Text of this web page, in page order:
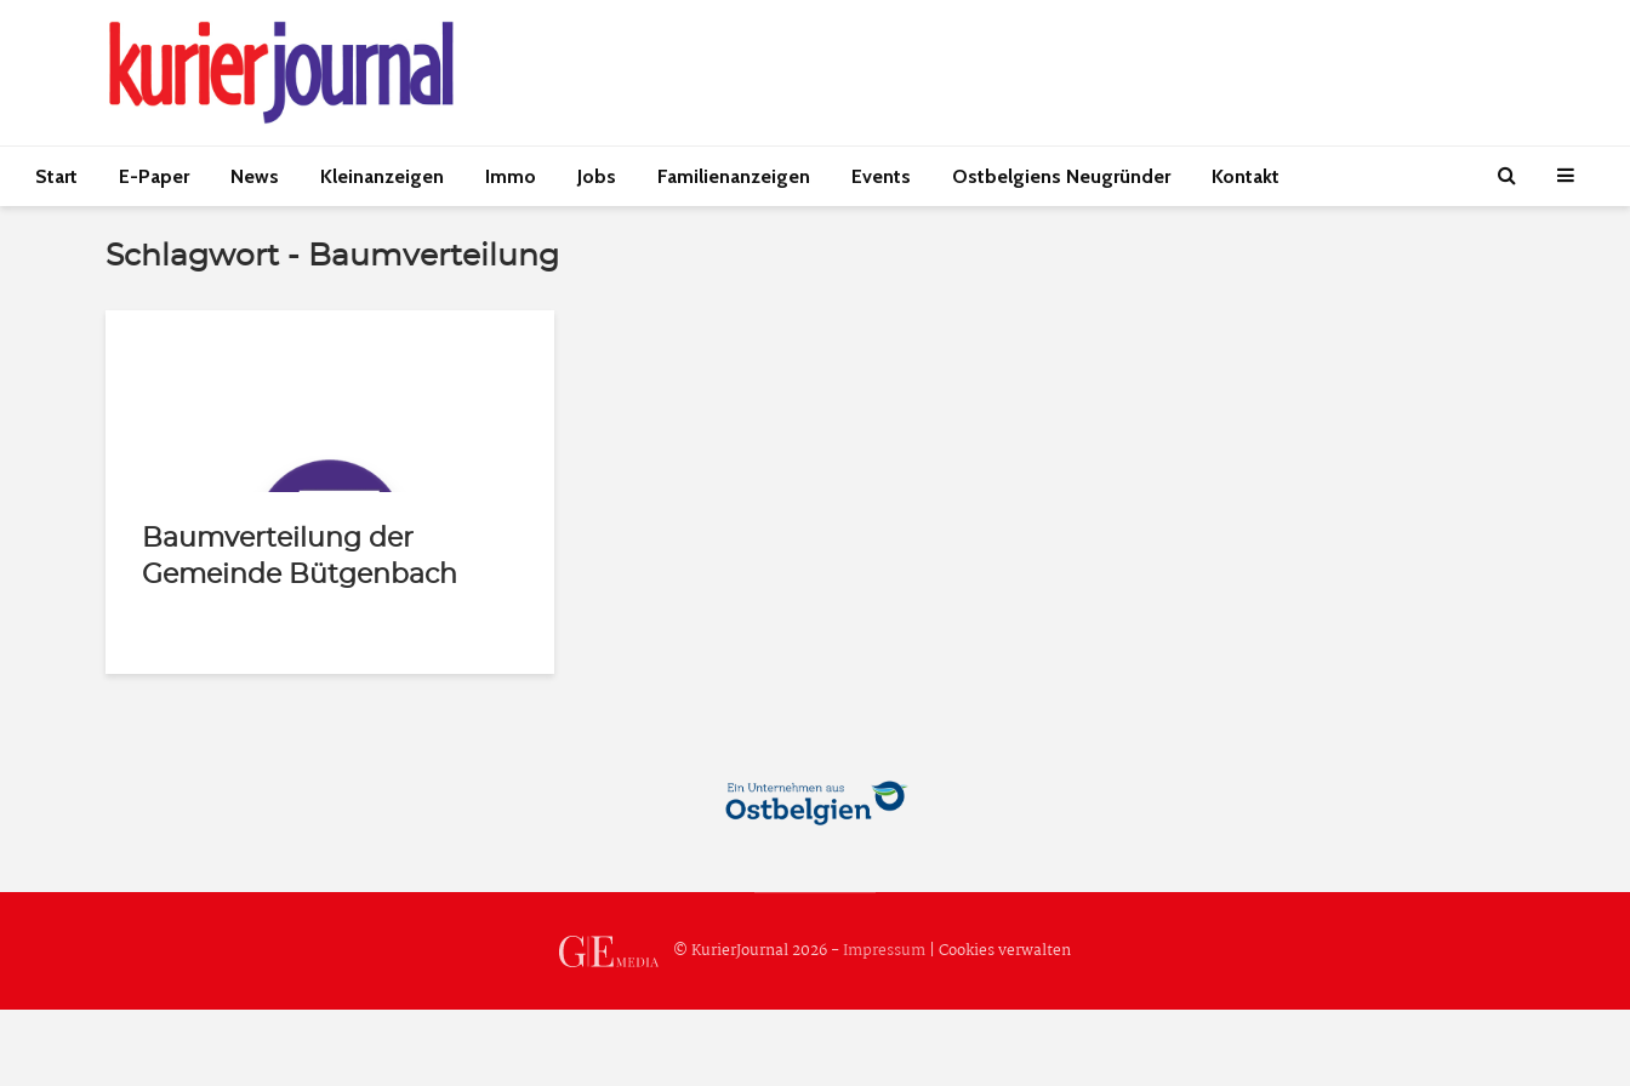
Start E-Paper News Kleinanzeigen Immo Jobs Familienanzeigen Events Ostbelgiens Neugründer Kontakt
Schlagwort - Baumverteilung
Baumverteilung der
Gemeinde Bütgenbach
© KurierJournal 2026 -Impressum |Cookies verwalten